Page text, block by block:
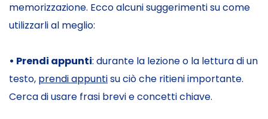
memorizzazione. Ecco alcuni suggerimenti su come
utilizzarli al meglio:
• Prendi appunti: durante la lezione o la lettura di un
testo, prendi appuntisu ciò che ritieni importante.
Cerca di usare frasi brevi e concetti chiave.